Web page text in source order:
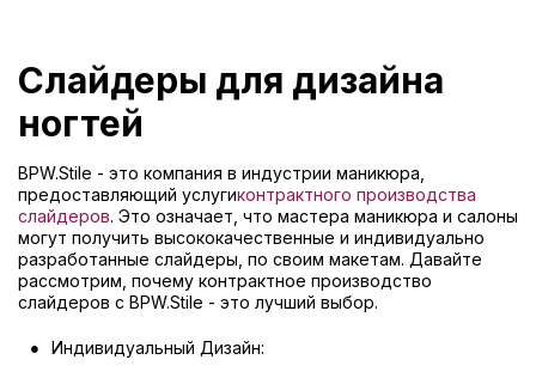
Слайдеры для дизайна
ногтей
BPW.Stile - это компания в индустрии маникюра,
предоставляющий услугиконтрактного производства
слайдеров. Это означает, что мастера маникюра и салоны
могут получить высококачественные и индивидуально
разработанные слайдеры, по своим макетам. Давайте
рассмотрим, почему контрактное производство
слайдеров с BPW.Stile - это лучший выбор.
Индивидуальный Дизайн: